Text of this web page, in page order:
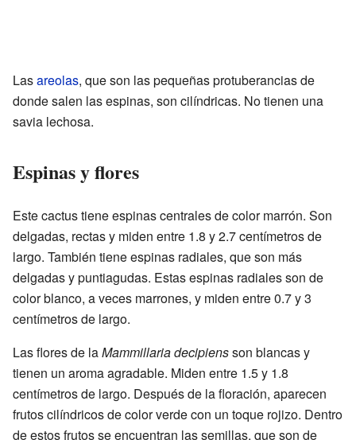
Lasareolas, que son las pequeñas protuberancias de
donde salen las espinas, son cilíndricas. No tienen una
savia lechosa.
Espinas y flores
Este cactus tiene espinas centrales de color marrón. Son
delgadas, rectas y miden entre 1.8 y 2.7 centímetros de
largo. También tiene espinas radiales, que son más
delgadas y puntiagudas. Estas espinas radiales son de
color blanco, a veces marrones, y miden entre 0.7 y 3
centímetros de largo.
Las flores de laMammillaria decipiensson blancas y
tienen un aroma agradable. Miden entre 1.5 y 1.8
centímetros de largo. Después de la floración, aparecen
frutos cilíndricos de color verde con un toque rojizo. Dentro
de estos frutos se encuentran las semillas, que son de